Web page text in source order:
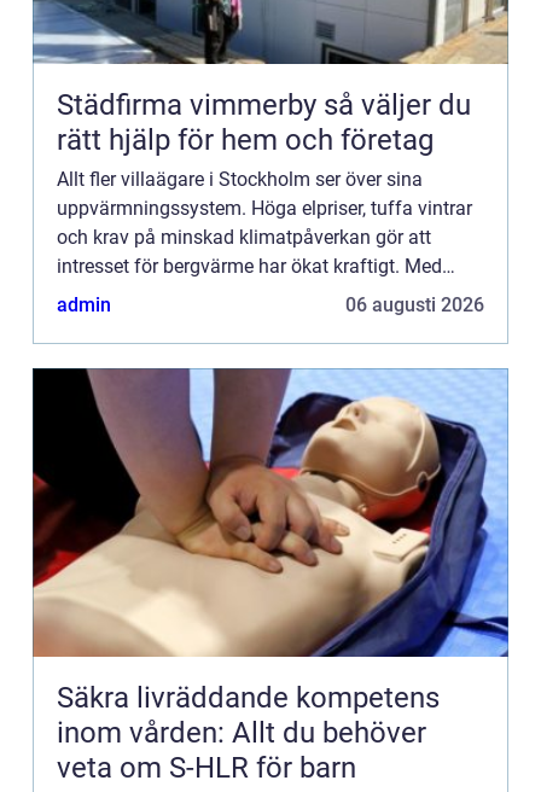
Städfirma vimmerby så väljer du
rätt hjälp för hem och företag
Allt fler villaägare i Stockholm ser över sina
uppvärmningssystem. Höga elpriser, tuffa vintrar
och krav på minskad klimatpåverkan gör att
intresset för bergvärme har ökat kraftigt. Med
bergvär...
admin 06 augusti 2026
Säkra livräddande kompetens
inom vården: Allt du behöver
veta om S-HLR för barn